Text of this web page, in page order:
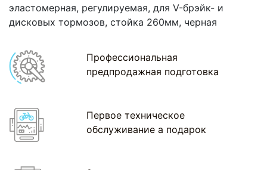
эластомерная, регулируемая, для V-брэйк- и
дисковых тормозов, стойка 260мм, черная
Профессиональная
предпродажная подготовка
Первое техническое
обслуживание а подарок